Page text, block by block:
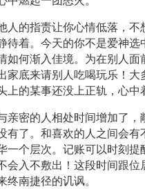
人的指责让你心情低落，
待着。今天的你不是爱神选
如何渐入佳境。为在别人面
家底来请别人吃喝玩乐！大
上的某事还没上正轨，心中
亲密的人相处时间增加了，
有了。和喜欢的人之间会有
一个层次。记账可以时刻提
会入不敷出！这段时间跟位
终南捷径的讥讽。